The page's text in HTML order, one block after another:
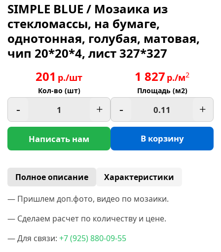
SIMPLE BLUE / Мозаика из
стекломассы, на бумаге,
однотонная, голубая, матовая,
чип 20*20*4, лист 327*327
201 р./шт
Кол-во (шт)
- +
Написать нам
1 827 р./м2
Площадь (м2)
- +
В корзину
Полное описание
Характеристики
— Пришлем доп.фото, видео по мозаики.
— Сделаем расчет по количеству и цене.
— Для связи: +7(925) 880-09-55